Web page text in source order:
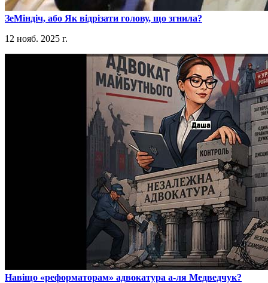
​ЗеМіндіч, або Як відрізати голову, що згнила?
12 нояб. 2025 г.
​Навіщо «реформаторам» адвокатура а-ля Медведчук?